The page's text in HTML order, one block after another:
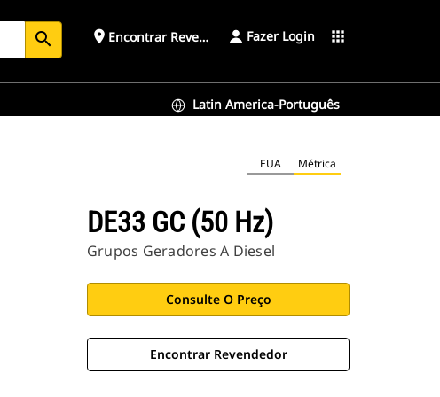
search place Encontrar Revendedor Fazer Login apps
Latin America-Português
EUA Métrica
DE33 GC (50 Hz)
Grupos Geradores A Diesel
Consulte O Preço
Encontrar Revendedor